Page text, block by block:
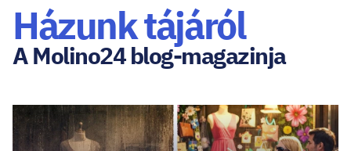
Házunk tájáról
A Molino24 blog-magazinja